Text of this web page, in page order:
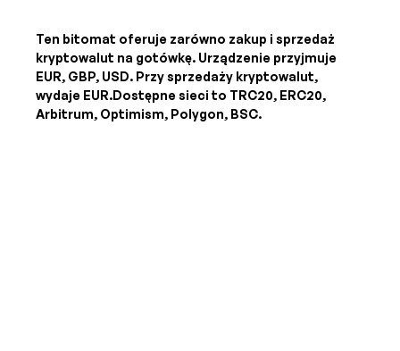
Ten bitomat oferuje zarówno zakup i sprzedaż
kryptowalut na gotówkę. Urządzenie przyjmuje
EUR, GBP, USD. Przy sprzedaży kryptowalut,
wydaje EUR.Dostępne sieci to TRC20, ERC20,
Arbitrum, Optimism, Polygon, BSC.